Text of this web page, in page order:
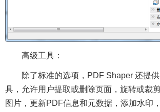
高级工具：
除了标准的选项，PDF Shaper 还提供
具，允许用户提取或删除页面，旋转或裁
图片，更新PDF信息和元数据，添加水印